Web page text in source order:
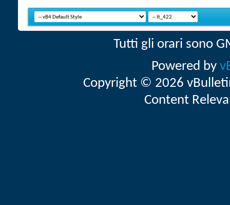
Tutti gli orari sono
Powered by
Copyright © 2026
Content